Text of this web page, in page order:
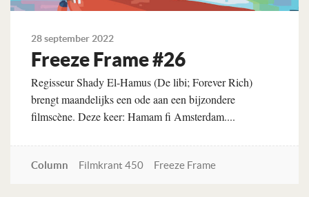
28 september 2022
Freeze Frame #26
Regisseur Shady El-Hamus (De libi; Forever Rich)
brengt maandelijks een ode aan een bijzondere
filmscène. Deze keer: Hamam fi Amsterdam....
Column Filmkrant 450 Freeze Frame